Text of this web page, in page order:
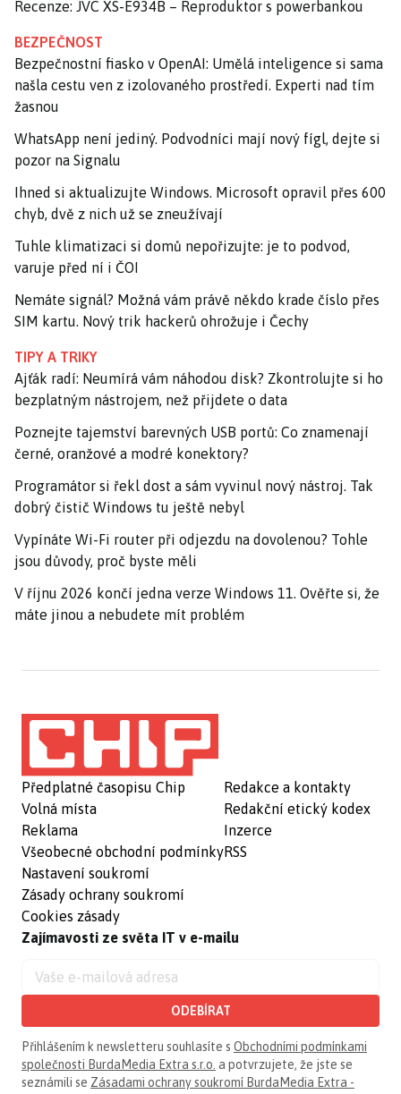
Recenze: JVC XS-E934B – Reproduktor s powerbankou
BEZPEČNOST
Bezpečnostní fiasko v OpenAI: Umělá inteligence si sama
našla cestu ven z izolovaného prostředí. Experti nad tím
žasnou
WhatsApp není jediný. Podvodníci mají nový fígl, dejte si
pozor na Signalu
Ihned si aktualizujte Windows. Microsoft opravil přes 600
chyb, dvě z nich už se zneužívají
Tuhle klimatizaci si domů nepořizujte: je to podvod,
varuje před ní i ČOI
Nemáte signál? Možná vám právě někdo krade číslo přes
SIM kartu. Nový trik hackerů ohrožuje i Čechy
TIPY A TRIKY
Ajťák radí: Neumírá vám náhodou disk? Zkontrolujte si ho
bezplatným nástrojem, než přijdete o data
Poznejte tajemství barevných USB portů: Co znamenají
černé, oranžové a modré konektory?
Programátor si řekl dost a sám vyvinul nový nástroj. Tak
dobrý čistič Windows tu ještě nebyl
Vypínáte Wi-Fi router při odjezdu na dovolenou? Tohle
jsou důvody, proč byste měli
V říjnu 2026 končí jedna verze Windows 11. Ověřte si, že
máte jinou a nebudete mít problém
Předplatné časopisu Chip
Volná místa
Reklama
Všeobecné obchodní podmínky
Nastavení soukromí
Zásady ochrany soukromí
Cookies zásady
Redakce a kontakty
Redakční etický kodex
Inzerce
RSS
Zajímavosti ze světa IT v e-mailu
ODEBÍRAT
Přihlášením k newsletteru souhlasíte s Obchodními podmínkami
společnosti BurdaMedia Extra s.r.o. a potvrzujete, že jste se
seznámili se Zásadami ochrany soukromí BurdaMedia Extra -